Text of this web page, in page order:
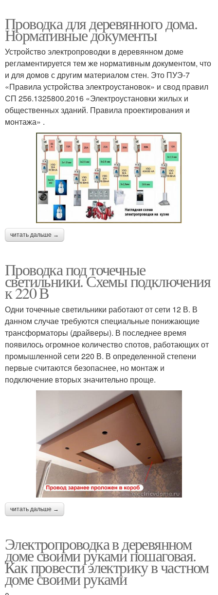
Проводка для деревянного дома.
Нормативные документы
Устройство электропроводки в деревянном доме
регламентируется тем же нормативным документом, что
и для домов с другим материалом стен. Это ПУЭ-7
«Правила устройства электроустановок» и свод правил
СП 256.1325800.2016 «Электроустановки жилых и
общественных зданий. Правила проектирования и
монтажа» .
читать дальше →
Проводка под точечные
светильники. Схемы подключения
к 220 В
Одни точечные светильники работают от сети 12 В. В
данном случае требуются специальные понижающие
трансформаторы (драйверы). В последнее время
появилось огромное количество спотов, работающих от
промышленной сети 220 В. В определенной степени
первые считаются безопаснее, но монтаж и
подключение вторых значительно проще.
читать дальше →
Электропроводка в деревянном
доме своими руками пошаговая.
Как провести электрику в частном
доме своими руками